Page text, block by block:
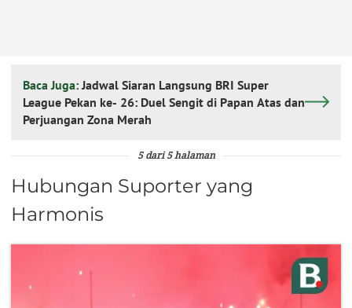
Baca Juga: Jadwal Siaran Langsung BRI Super
League Pekan ke- 26: Duel Sengit di Papan Atas dan
Perjuangan Zona Merah
5 dari 5 halaman
Hubungan Suporter yang
Harmonis